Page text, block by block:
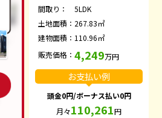
間取り：
5LDK
土地面積： 267.83㎡
建物面積： 110.96㎡
販売価格：4,249万円
お支払い例
頭金0円/ボーナス払い0円
月々110,261円